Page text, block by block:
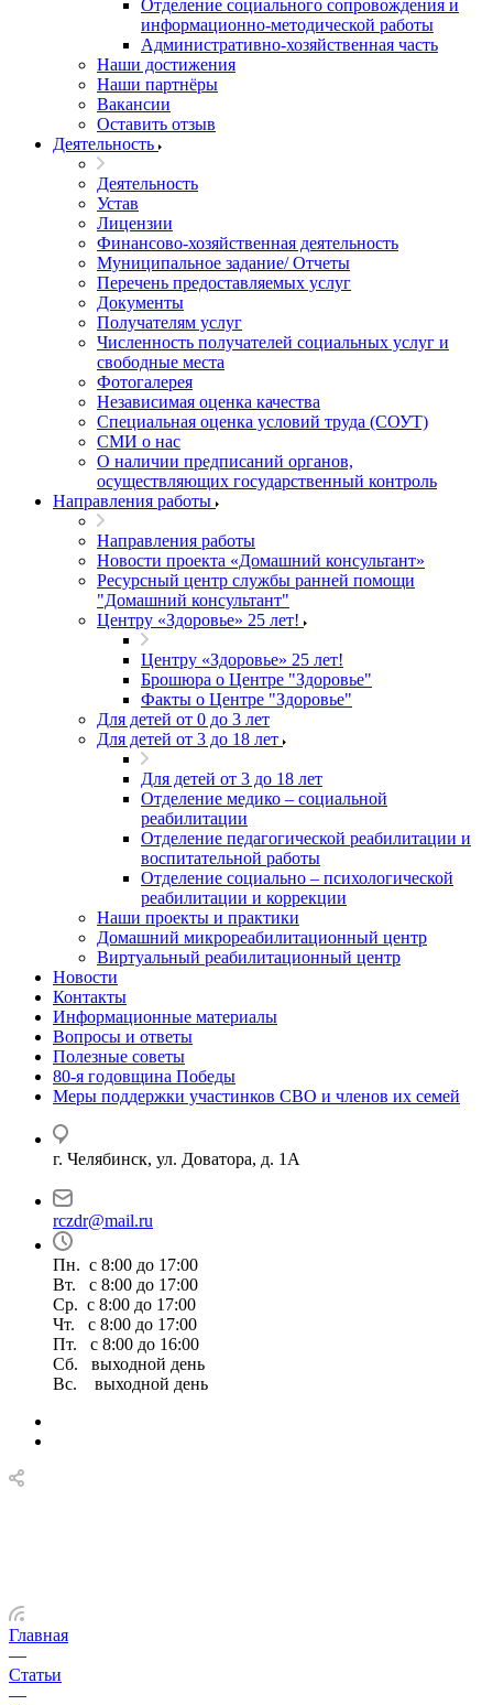
Отделение социального сопровождения и
информационно-методической работы
Административно-хозяйственная часть
Наши достижения
Наши партнёры
Вакансии
Оставить отзыв
Деятельность
Деятельность
Устав
Лицензии
Финансово-хозяйственная деятельность
Муниципальное задание/ Отчеты
Перечень предоставляемых услуг
Документы
Получателям услуг
Численность получателей социальных услуг и
свободные места
Фотогалерея
Независимая оценка качества
Специальная оценка условий труда (СОУТ)
СМИ о нас
О наличии предписаний органов,
осуществляющих государственный контроль
Направления работы
Направления работы
Новости проекта «Домашний консультант»
Ресурсный центр службы ранней помощи
"Домашний консультант"
Центру «Здоровье» 25 лет!
Центру «Здоровье» 25 лет!
Брошюра о Центре "Здоровье"
Факты о Центре "Здоровье"
Для детей от 0 до 3 лет
Для детей от 3 до 18 лет
Для детей от 3 до 18 лет
Отделение медико – социальной
реабилитации
Отделение педагогической реабилитации и
воспитательной работы
Отделение социально – психологической
реабилитации и коррекции
Наши проекты и практики
Домашний микрореабилитационный центр
Виртуальный реабилитационный центр
Новости
Контакты
Информационные материалы
Вопросы и ответы
Полезные советы
80-я годовщина Победы
Меры поддержки участинков СВО и членов их семей
г. Челябинск, ул. Доватора, д. 1А
rczdr@mail.ru
Пн. с 8:00 до 17:00
Вт. с 8:00 до 17:00
Ср. с 8:00 до 17:00
Чт. с 8:00 до 17:00
Пт. с 8:00 до 16:00
Сб. выходной день
Вс. выходной день
Главная
—
Статьи
—